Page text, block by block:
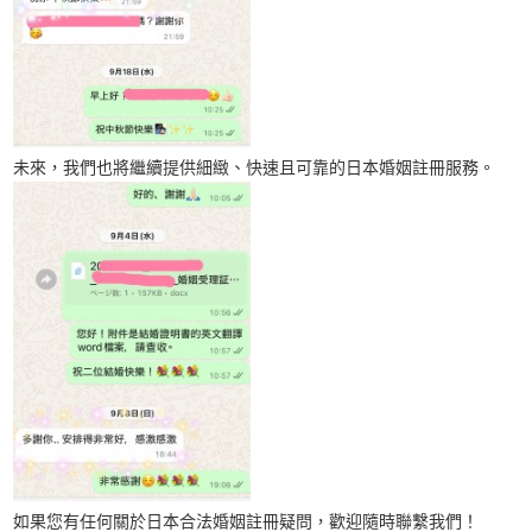
未來，我們也將繼續提供細緻、快速且可靠的日本婚姻註冊服務。
如果您有任何關於日本合法婚姻註冊疑問，歡迎隨時聯繫我們！